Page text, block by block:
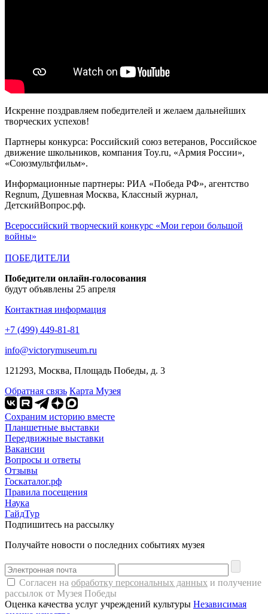
Искренне поздравляем победителей и желаем дальнейших
творческих успехов!
Партнеры конкурса: Российский союз ветеранов, Российское
движение школьников, компания Toy.ru, «Армия России»,
«Союзмультфильм».
Информационные партнеры: РИА «Победа РФ», агентство
Regnum, Душевная Москва, Классный журнал,
ДетскийВопрос.рф.
Всероссийский творческий конкурс «Мои герои большой
войны»
ПОБЕДИТЕЛИ
Победители онлайн-голосования
будут объявлены 25 апреля
Контактная информация
+7 (499) 449-81-81
info@victorymuseum.ru
121293, Москва, Площадь Победы, д. 3
Обратная связь Карта Музея
Сохраним историю вместе
Планшетные выставки
Передвижные выставки
Вакансии
Вопросы и ответы
Отзывы
Госкаталог.рф
Правила посещения
Наука
ГайдТур
Подпишитесь на рассылку
Получайте новости о последних событиях музея
Согласен на обработку персональных данных и получение
рассылок от Музея Победы
Оценка качества услуг учреждений культуры Независимая